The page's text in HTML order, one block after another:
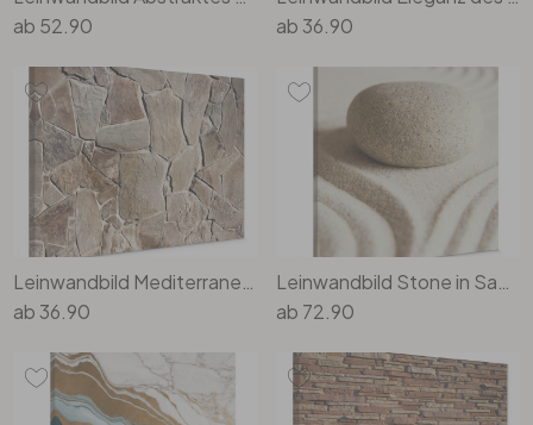
ab 52.90
ab36.90
ab36.90
ab 72.90